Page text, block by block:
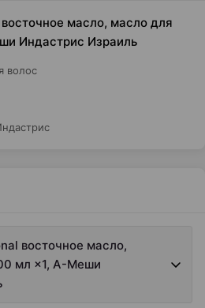
масло, масло для
Индастрис Израиль
волос
восточное масло,
мл ×1, А-Меши